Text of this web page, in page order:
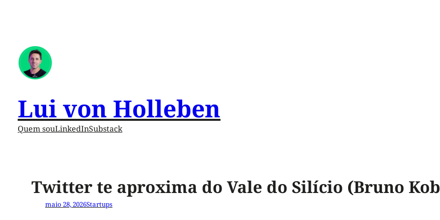
Lui von Holleben
Quem souLinkedInSubstack
Twitter te aproxima do Vale do Silício (Bruno
maio 28, 2026Startups